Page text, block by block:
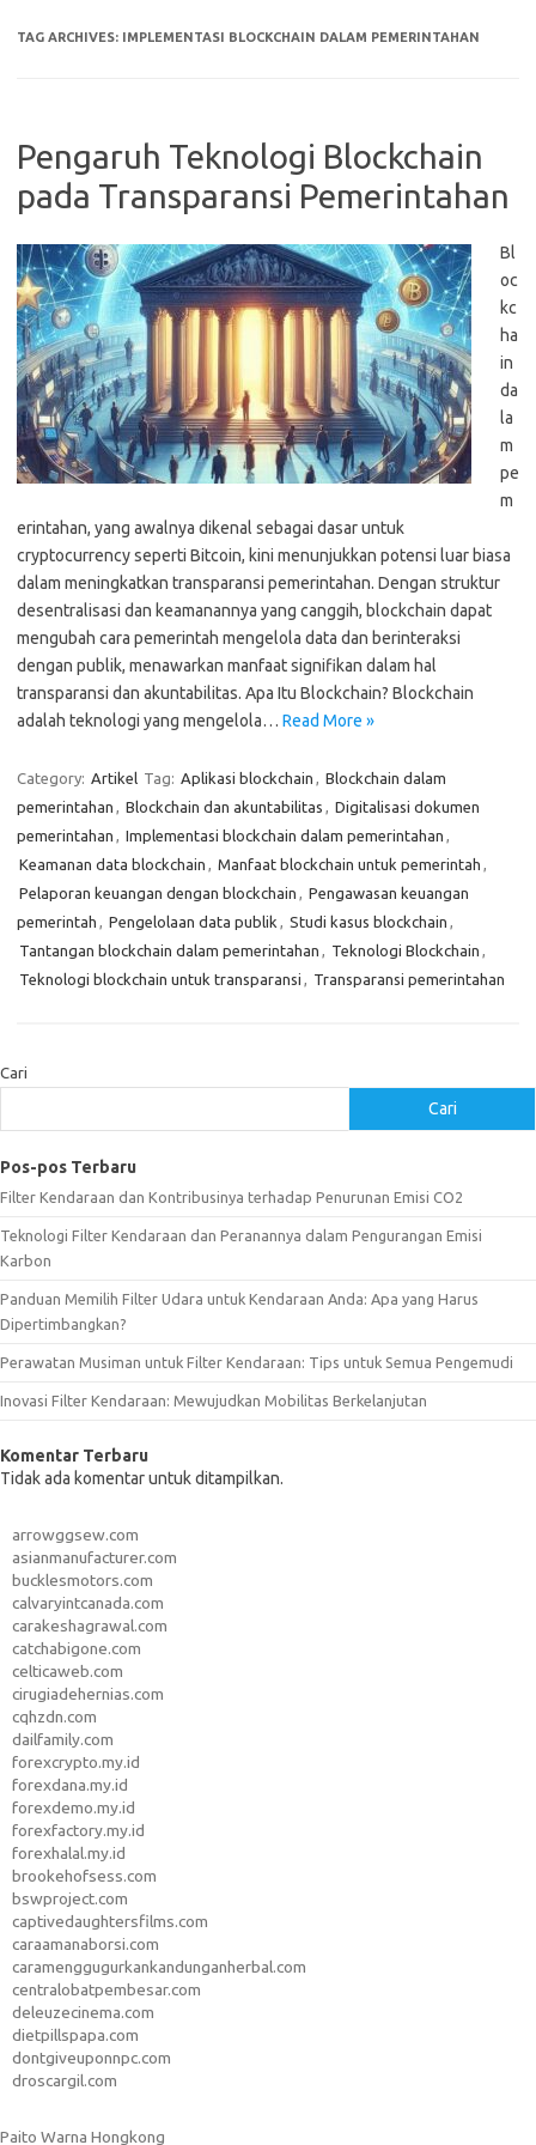
TAG ARCHIVES: IMPLEMENTASI BLOCKCHAIN DALAM PEMERINTAHAN
Pengaruh Teknologi Blockchain
pada Transparansi Pemerintahan
Bl
oc
kc
ha
in
da
la
m
pe
m
erintahan, yang awalnya dikenal sebagai dasar untuk
cryptocurrency seperti Bitcoin, kini menunjukkan potensi luar biasa
dalam meningkatkan transparansi pemerintahan. Dengan struktur
desentralisasi dan keamanannya yang canggih, blockchain dapat
mengubah cara pemerintah mengelola data dan berinteraksi
dengan publik, menawarkan manfaat signifikan dalam hal
transparansi dan akuntabilitas. Apa Itu Blockchain? Blockchain
adalah teknologi yang mengelola… Read More »
Category: Artikel Tag: Aplikasi blockchain , Blockchain dalam
pemerintahan , Blockchain dan akuntabilitas , Digitalisasi dokumen
pemerintahan , Implementasi blockchain dalam pemerintahan ,
Keamanan data blockchain , Manfaat blockchain untuk pemerintah ,
Pelaporan keuangan dengan blockchain , Pengawasan keuangan
pemerintah , Pengelolaan data publik , Studi kasus blockchain ,
Tantangan blockchain dalam pemerintahan , Teknologi Blockchain ,
Teknologi blockchain untuk transparansi , Transparansi pemerintahan
Cari
Cari
Pos-pos Terbaru
Filter Kendaraan dan Kontribusinya terhadap Penurunan Emisi CO2
Teknologi Filter Kendaraan dan Peranannya dalam Pengurangan Emisi
Karbon
Panduan Memilih Filter Udara untuk Kendaraan Anda: Apa yang Harus
Dipertimbangkan?
Perawatan Musiman untuk Filter Kendaraan: Tips untuk Semua Pengemudi
Inovasi Filter Kendaraan: Mewujudkan Mobilitas Berkelanjutan
Komentar Terbaru
Tidak ada komentar untuk ditampilkan.
arrowggsew.com
asianmanufacturer.com
bucklesmotors.com
calvaryintcanada.com
carakeshagrawal.com
catchabigone.com
celticaweb.com
cirugiadehernias.com
cqhzdn.com
dailfamily.com
forexcrypto.my.id
forexdana.my.id
forexdemo.my.id
forexfactory.my.id
forexhalal.my.id
brookehofsess.com
bswproject.com
captivedaughtersfilms.com
caraamanaborsi.com
caramenggugurkankandunganherbal.com
centralobatpembesar.com
deleuzecinema.com
dietpillspapa.com
dontgiveuponnpc.com
droscargil.com
Paito Warna Hongkong